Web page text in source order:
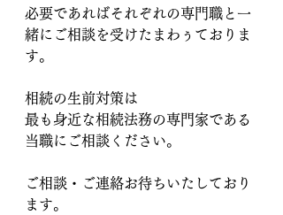
必要であればそれぞれの専門職と一
緒にご相談を受けたまわぅておりま
す。
相続の生前対策は
最も身近な相続法務の専門家である
当職にご相談ください。
ご相談・ご連絡お待ちいたしており
ます。